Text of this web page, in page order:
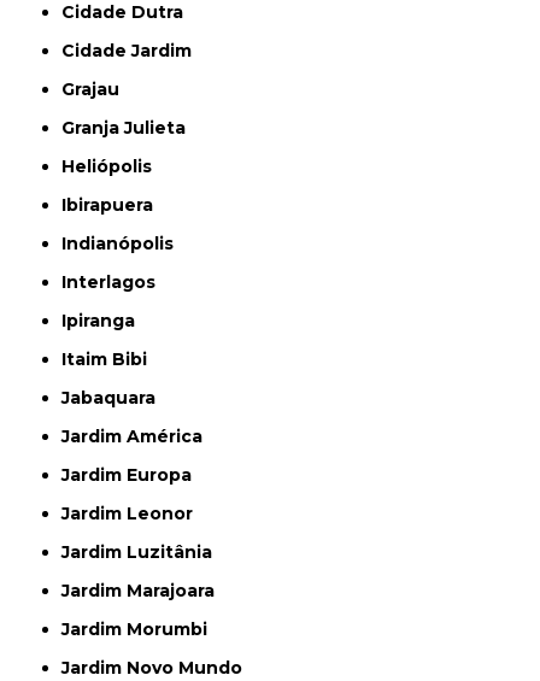
Cidade Dutra
Cidade Jardim
Grajau
Granja Julieta
Heliópolis
Ibirapuera
Indianópolis
Interlagos
Ipiranga
Itaim Bibi
Jabaquara
Jardim América
Jardim Europa
Jardim Leonor
Jardim Luzitânia
Jardim Marajoara
Jardim Morumbi
Jardim Novo Mundo